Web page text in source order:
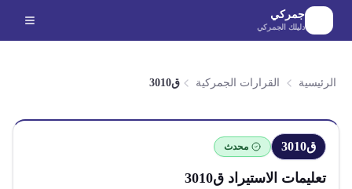
الانتقال إلى المحتوى الرئيسي
جمركي
دليلك الجمركي
الرئيسية القرارات الجمركية ق3010
ق3010 محدث
تعليمات الاستيراد ق3010